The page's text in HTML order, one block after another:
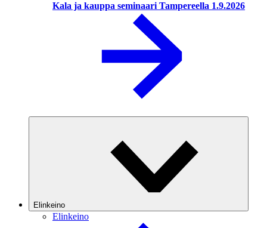
Kala ja kauppa seminaari Tampereella 1.9.2026
Elinkeino
Elinkeino